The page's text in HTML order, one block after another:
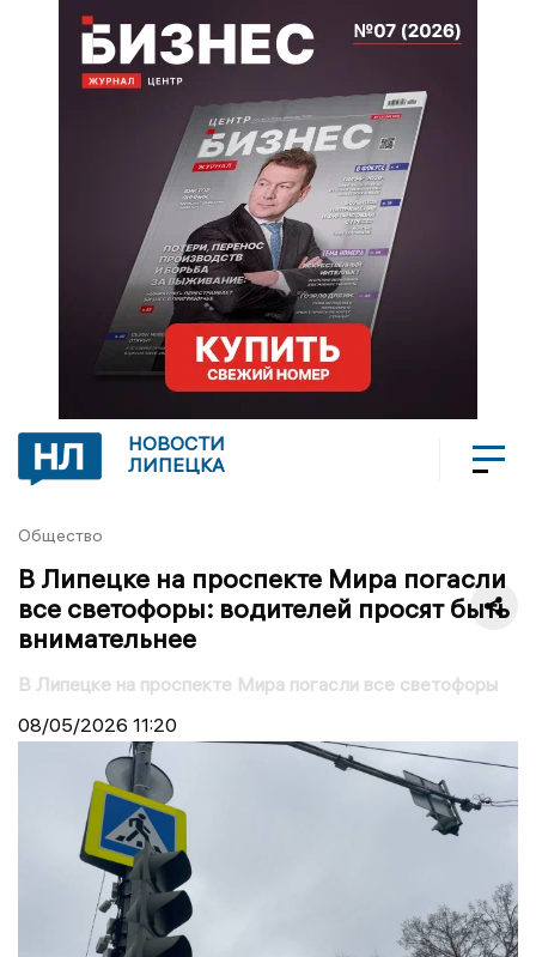
НОВОСТИ
ЛИПЕЦКА
Общество
В Липецке на проспекте Мира погасли
все светофоры: водителей просят быть
внимательнее
В Липецке на проспекте Мира погасли все светофоры
08/05/2026 11:20